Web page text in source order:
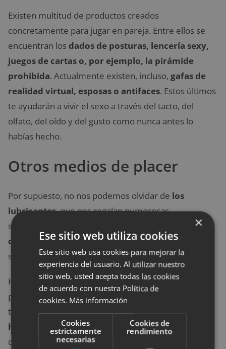
Existen multitud de productos creados
concretamente para jugar en pareja. Entre ellos se
encuentran los dados de posturas, lencería sexy,
juegos de cartas o, por ejemplo, la pirámide
prohibida. Actualmente existen, incluso, gafas de
realidad virtual, esposas o antifaces. Estos últimos
te ayudarán a vivir el sexo a través del tacto, del
olfato, del oído y del gusto como nunca antes lo
habías hecho.
Otros medios de placer
Por supuesto, no nos podemos olvidar de los
lubricantes, que nos regalan numerosas
sensaciones diferentes, como el calor.
Los aceites
de masajetambién son estupendos para cualquier
sesión que vayamos a disfrutar con nuestra pareja.
Hasta los más arriesgados tienen los artículos
perfectos en el sex shop. Por ejemplo, en estas
tiendas pueden encontrarsebarras de baile, sofás
hinchables o columpios de lujopara aquellos a los
que les guste experimentar.
×
Ese sitio web utiliza cookies
Este sitio web usa cookies para mejorar la
experiencia del usuario. Al utilizar nuestro
sitio web, usted acepta todas las cookies
de acuerdo con nuestra Política de
cookies. Más información
Cookies
estrictamente
necesarias
Cookies de
rendimiento